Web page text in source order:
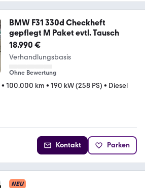
BMW F31 330d Checkheft
gepflegt M Paket evtl. Tausch
18.990 €
Verhandlungsbasis
Ohne Bewertung
• 100.000 km • 190 kW (258 PS) • Diesel
Kontakt Parken
NEU